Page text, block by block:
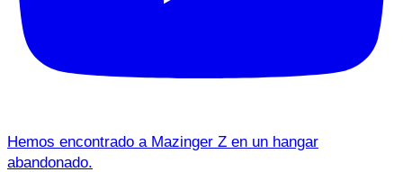
Hemos encontrado a Mazinger Z en un hangar
abandonado.